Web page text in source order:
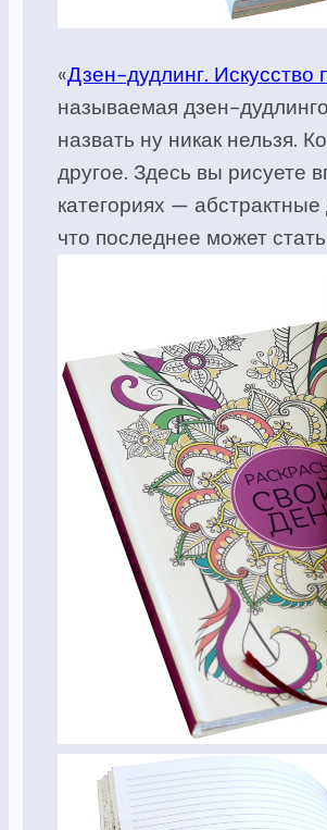
«Дзен-дудлинг. Искусство
называемая дзен-
назвать ну никак нельзя.
другое. Здесь вы рисуете
категориях —
что последнее может